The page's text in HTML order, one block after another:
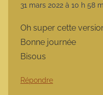
31 mars 2022 à 10 h 58
Oh super cette
Bonne journée
Bisous
Répondre